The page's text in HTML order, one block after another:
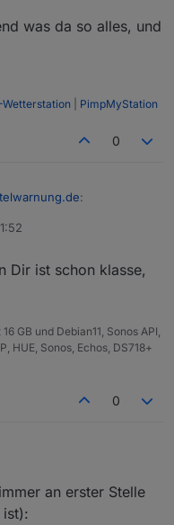
was da so alles, und
PimpMyStation
0
:
Dir ist schon klasse,
GB und Debian11, Sonos API,
HUE, Sonos, Echos, DS718+
0
an erster Stelle